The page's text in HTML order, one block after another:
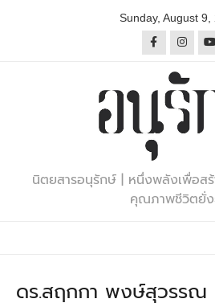
Sunday, August 9,
นิตยสารอนุรักษ์ | หนึ่งพลังเพื่อส
คุณภาพชีวิตยั่
ดร.สฤกกา พงษ์สุวรรณ